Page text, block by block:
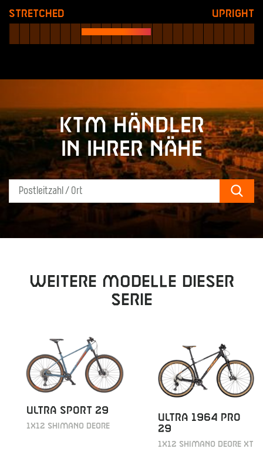
Stretched Upright
KTM Händler
in Ihrer Nähe
Weitere Modelle dieser
Serie
ULTRA SPORT 29
1X12 SHIMANO DEORE
ULTRA 1964 PRO
29
1X12 SHIMANO DEORE XT